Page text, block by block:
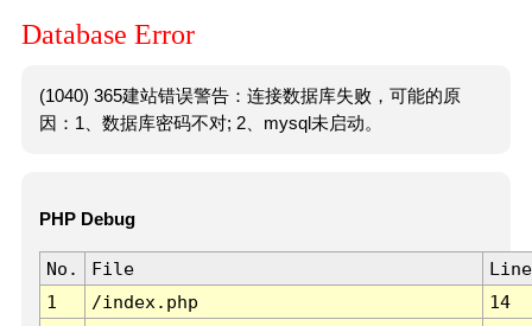
Database Error
(1040) 365建站错误警告：连接数据库失败，可能的原
因：1、数据库密码不对; 2、mysql未启动。
PHP Debug
No. File
Line
1
/index.php 14